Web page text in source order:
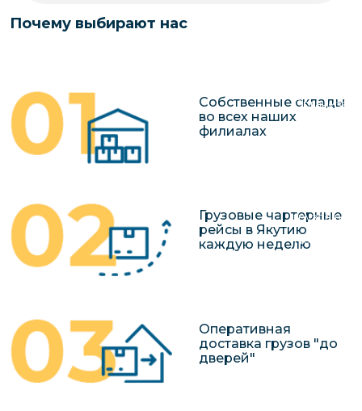
грузов в
Перевозка
Почему выбирают нас
Собственные склады
во всех наших
филиалах
Грузовые чартерные
рейсы в Якутию
каждую неделю
Оперативная
доставка грузов "до
дверей"